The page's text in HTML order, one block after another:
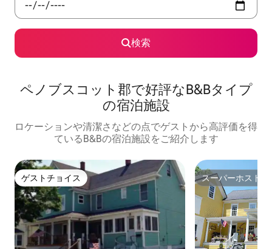
検索
ペノブスコット郡で好評なB&Bタイプ
の宿泊施設
ロケーションや清潔さなどの点でゲストから高評価を得
ているB&Bの宿泊施設をご紹介します
ゲストチョイス
ゲストチョイス スーパーホスト
スーパーホスト